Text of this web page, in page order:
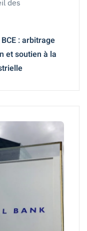
des
: arbitrage
et soutien à la